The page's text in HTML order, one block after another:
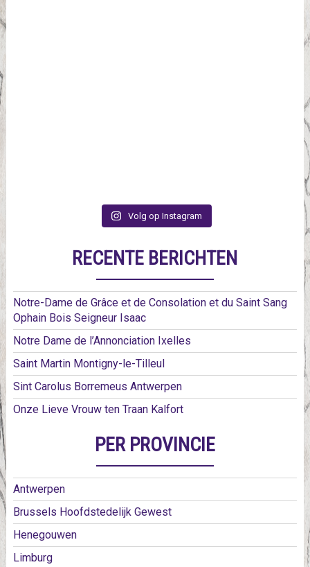
Volg op Instagram
RECENTE BERICHTEN
Notre-Dame de Grâce et de Consolation et du Saint Sang
Ophain Bois Seigneur Isaac
Notre Dame de l’Annonciation Ixelles
Saint Martin Montigny-le-Tilleul
Sint Carolus Borremeus Antwerpen
Onze Lieve Vrouw ten Traan Kalfort
PER PROVINCIE
Antwerpen
Brussels Hoofdstedelijk Gewest
Henegouwen
Limburg